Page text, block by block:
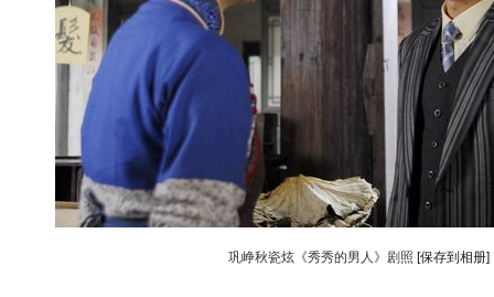
巩峥秋瓷炫《秀秀的男人》剧照 [保存到相册]